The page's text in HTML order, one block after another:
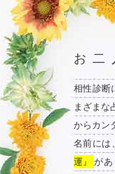
お二
相性診断
まざまな
からカン
名前には
運』
があ